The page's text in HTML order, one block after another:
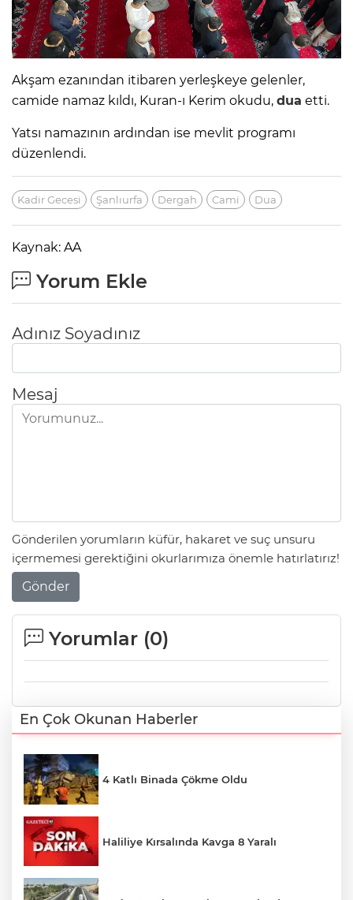
Akşam ezanından itibaren yerleşkeye gelenler,
camide namaz kıldı, Kuran-ı Kerim okudu, dua etti.
Yatsı namazının ardından ise mevlit programı
düzenlendi.
Kadir Gecesi Şanlıurfa Dergah Cami Dua
Kaynak: AA
Yorum Ekle
Adınız Soyadınız
Mesaj
Gönderilen yorumların küfür, hakaret ve suç unsuru
içermemesi gerektiğini okurlarımıza önemle hatırlatırız!
Gönder
Yorumlar (0)
En Çok Okunan Haberler
4 Katlı Binada Çökme Oldu
Haliliye Kırsalında Kavga 8 Yaralı